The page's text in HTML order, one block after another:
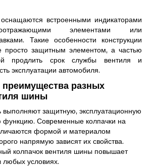
встроенными индикаторами
элементами или
Такие особенности конструкции
просто защитным элементом, а частью
продлить срок службы вентиля и
эксплуатации автомобиля.
разных
шины
выполняют защитную, эксплуатационную
функцию. Современные колпачки на
формой и материалом
напрямую зависят их свойства.
колпачок вентиля шины повышает
любых условиях.